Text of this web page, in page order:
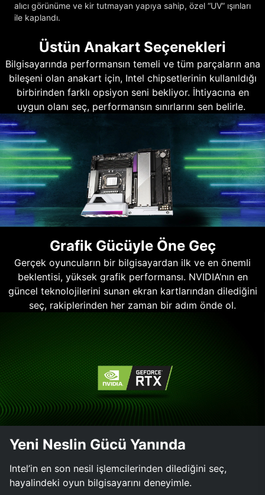
alıcı görünüme ve kir tutmayan yapıya sahip, özel “UV” ışınları
ile kaplandı.
Üstün Anakart Seçenekleri
Bilgisayarında performansın temeli ve tüm parçaların ana
bileşeni olan anakart için, Intel chipsetlerinin kullanıldığı
birbirinden farklı opsiyon seni bekliyor. İhtiyacına en
uygun olanı seç, performansın sınırlarını sen belirle.
Grafik Gücüyle Öne Geç
Gerçek oyuncuların bir bilgisayardan ilk ve en önemli
beklentisi, yüksek grafik performansı. NVIDIA’nın en
güncel teknolojilerini sunan ekran kartlarından dilediğini
seç, rakiplerinden her zaman bir adım önde ol.
Yeni Neslin Gücü Yanında
Intel’in en son nesil işlemcilerinden dilediğini seç,
hayalindeki oyun bilgisayarını deneyimle.